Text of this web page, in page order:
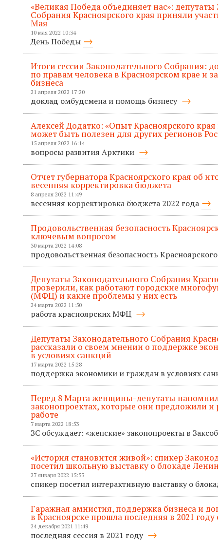
«Великая Победа объединяет нас»: депутаты
Собрания Красноярского края приняли
Мая
10 мая 2022 10:34
День Победы
Итоги сессии Законодательного Собрания:
по правам человека в Красноярском крае и
бизнеса
21 апреля 2022 17:20
доклад омбудсмена и помощь бизнесу
Алексей Додатко: «Опыт Красноярского
может быть полезен для других регионов
15 апреля 2022 16:14
вопросы развития Арктики
Отчет губернатора Красноярского края об
весенняя корректировка бюджета
8 апреля 2022 11:49
весенняя корректировка бюджета 2022 года
Продовольственная безопасность
ключевым вопросом
30 марта 2022 14:08
продовольственная безопасность
Депутаты Законодательного Собрания
проверили, как работают городские
(МФЦ) и какие проблемы у них есть
24 марта 2022 11:50
работа красноярских МФЦ
Депутаты Законодательного Собрания
рассказали о своем мнении о поддержке
в условиях санкций
17 марта 2022 15:28
поддержка экономики и граждан в условиях
Перед 8 Марта женщины-депутаты
законопроектах, которые они предложили и
работе
7 марта 2022 18:53
ЗС обсуждает: «женские» законопроекты в
«История становится живой»: спикер
посетил школьную выставку о блокаде
27 января 2022 15:53
спикер посетил интерактивную выставку о
Гаражная амнистия, поддержка бизнеса и
в Красноярске прошла последняя в 2021 году
24 декабря 2021 11:49
последняя сессия в 2021 году